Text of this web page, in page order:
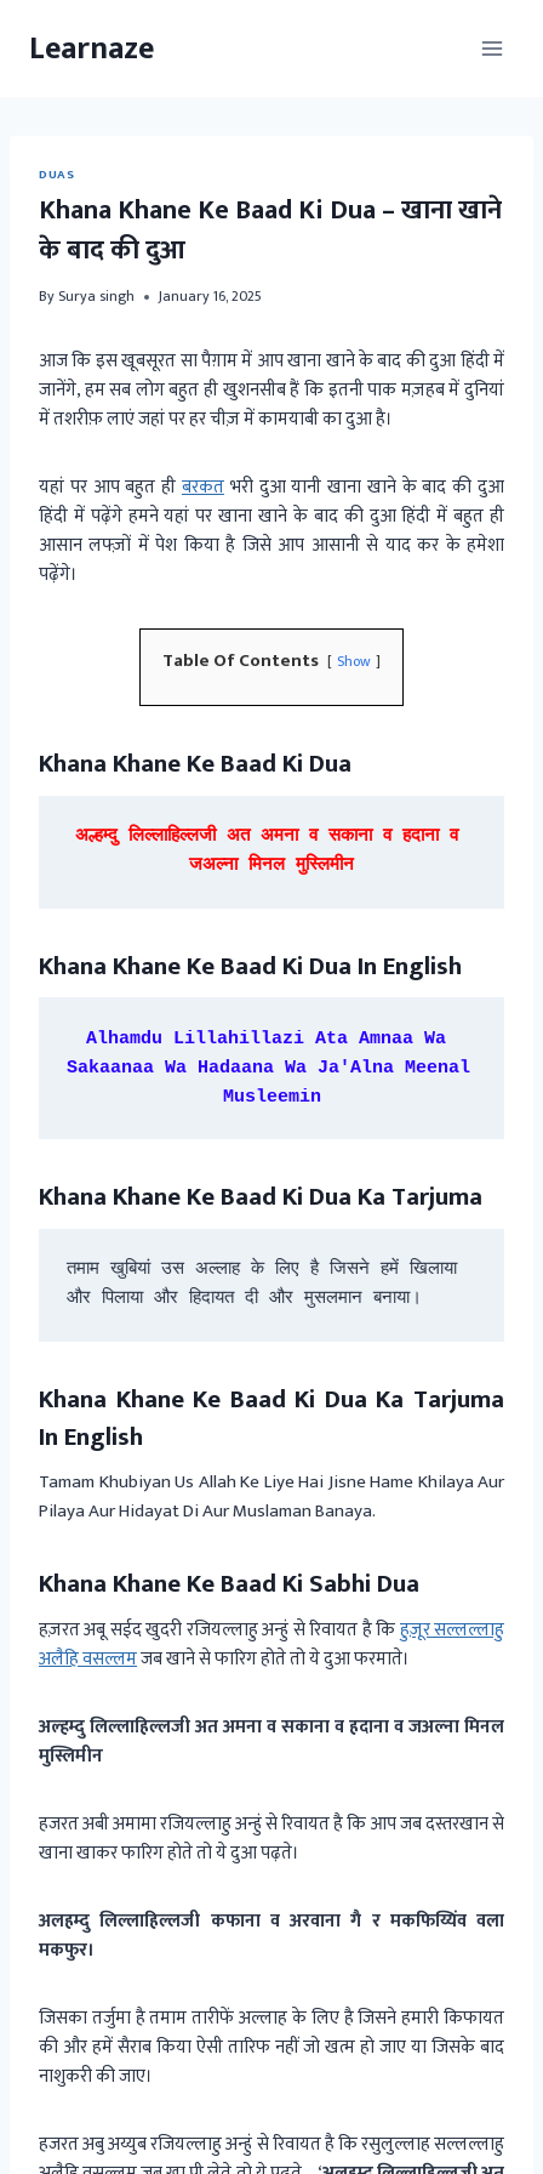
Learnaze
DUAS
Khana Khane Ke Baad Ki Dua – खाना खाने
के बाद की दुआ
By Surya singh January 16, 2025
आज कि इस खूबसूरत सा पैग़ाम में आप खाना खाने के बाद की दुआ हिंदी में
जानेंगे, हम सब लोग बहुत ही खुशनसीब हैं कि इतनी पाक मज़हब में दुनियां
में तशरीफ़ लाएं जहां पर हर चीज़ में कामयाबी का दुआ है।
यहां पर आप बहुत ही बरकतभरी दुआ यानी खाना खाने के बाद की दुआ
हिंदी में पढ़ेंगे हमने यहां पर खाना खाने के बाद की दुआ हिंदी में बहुत ही
आसान लफ्ज़ों में पेश किया है जिसे आप आसानी से याद कर के हमेशा
पढ़ेंगे।
Table Of Contents Show
Khana Khane Ke Baad Ki Dua
अल्हम्दु लिल्लाहिल्लजी अत अमना व सकाना व हदाना व
जअल्ना मिनल मुस्लिमीन
Khana Khane Ke Baad Ki Dua In English
Alhamdu Lillahillazi Ata Amnaa Wa
Sakaanaa Wa Hadaana Wa Ja'Alna Meenal
Musleemin
Khana Khane Ke Baad Ki Dua Ka Tarjuma
तमाम खुबियां उस अल्लाह के लिए है जिसने हमें खिलाया
और पिलाया और हिदायत दी और मुसलमान बनाया।
Khana Khane Ke Baad Ki Dua Ka Tarjuma
In English
Tamam Khubiyan Us Allah Ke Liye Hai Jisne Hame Khilaya Aur
Pilaya Aur Hidayat Di Aur Muslaman Banaya.
Khana Khane Ke Baad Ki Sabhi Dua
हज़रत अबू सईद खुदरी रजियल्लाहु अन्हुं से रिवायत है किहुज़ूर सल्लल्लाहु
अलैहि वसल्लमजब खाने से फारिग होते तो ये दुआ फरमाते।
अल्हम्दु लिल्लाहिल्लजी अत अमना व सकाना व हदाना व जअल्ना मिनल
मुस्लिमीन
हजरत अबी अमामा रजियल्लाहु अन्हुं से रिवायत है कि आप जब दस्तरखान से
खाना खाकर फारिग होते तो ये दुआ पढ़ते।
अलहम्दु लिल्लाहिल्लजी कफाना व अरवाना गै र मकफिय्यिंव वला
मकफुर।
जिसका तर्जुमा है तमाम तारीफें अल्लाह के लिए है जिसने हमारी किफायत‌
की और हमें सैराब किया ऐसी तारिफ नहीं जो खत्म हो जाए या जिसके बाद
नाशुकरी की जाए।
हजरत अबु अय्युब रजियल्लाहु अन्हुं से रिवायत है कि रसुलुल्लाह सल्लल्लाहु